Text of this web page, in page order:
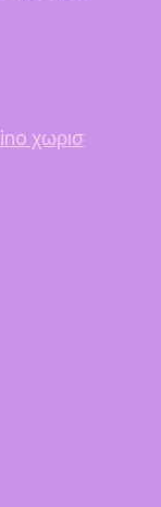
χωρισ